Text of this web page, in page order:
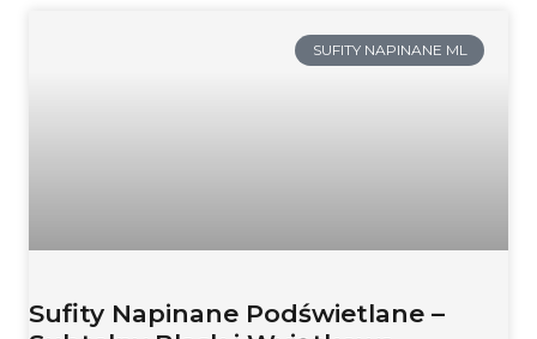
SUFITY NAPINANE ML
Sufity Napinane Podświetlane –